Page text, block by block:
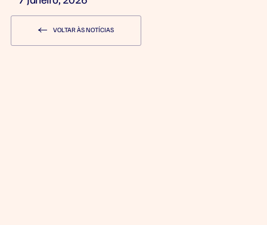
VOLTAR ÀS NOTÍCIAS